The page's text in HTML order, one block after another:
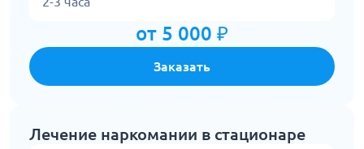
от 5 000 ₽
Заказать
Лечение наркомании в стационаре